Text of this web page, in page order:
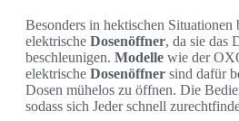
Besonders in hektischen Situationen
elektrische Dosenöffner, da sie das
beschleunigen. Modelle wie der
elektrische Dosenöffner sind dafür
Dosen mühelos zu öffnen. Die
sodass sich Jeder schnell